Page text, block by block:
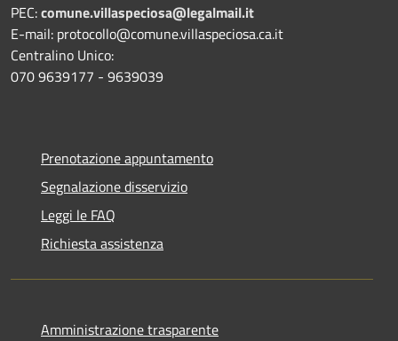
PEC:comune.villaspeciosa@legalmail.it
E-mail: protocollo@comune.villaspeciosa.ca.it
Centralino Unico:
070 9639177 - 9639039
Prenotazione appuntamento
Segnalazione disservizio
Leggi le FAQ
Richiesta assistenza
Amministrazione trasparente